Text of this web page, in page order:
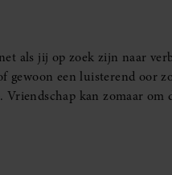
als jij op zoek zijn naar
gewoon een luisterend oor
kan zomaar om